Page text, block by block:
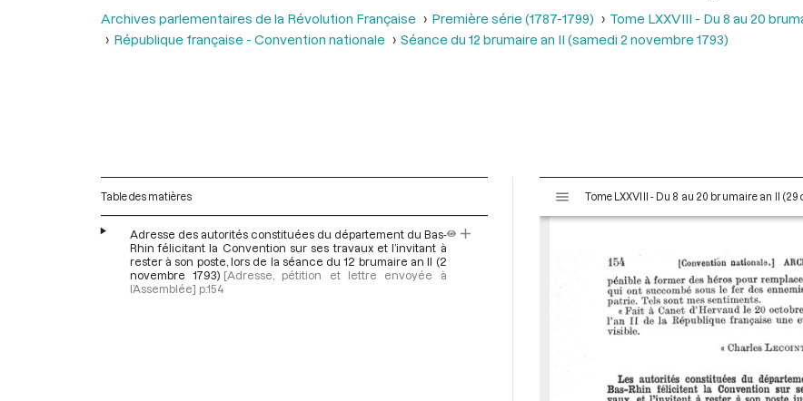
Archives parlementaires de la Révolution Française Première série (1787-1799)
Tome LXXVIII - Du 8 au 20
République française - Convention nationale
Séance du 12 brumaire an II (samedi 2 novembre 1793)
Table des matières
Adresse des autorités constituées du département du Bas-
Rhin félicitant la Convention sur ses travaux et l’invitant à
rester à son poste, lors de la séance du 12 brumaire an II (2
novembre 1793) [Adresse, pétition et lettre envoyée à
l’Assemblée] p.154
s
Tome LXXVIII - Du 8 au 20 brumaire an II (29